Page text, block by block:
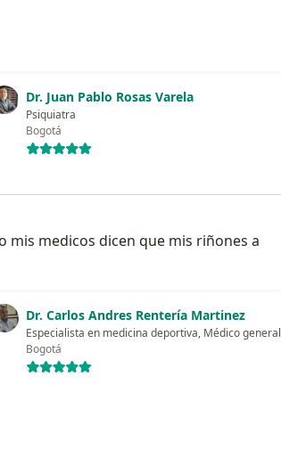
Dr. Juan Pablo Rosas Varela
Psiquiatra
Bogotá
mis medicos dicen que mis riñones a
Dr. Carlos Andres Rentería Martinez
Especialista en medicina deportiva, Médico general
Bogotá